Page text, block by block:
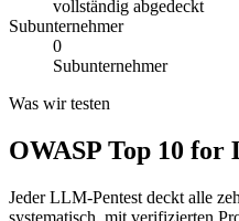
vollständig abgedeckt
Subunternehmer
0
Subunternehmer
Was wir testen
OWASP Top 10
Jeder LLM-Pentest deckt alle
systematisch, mit verifizierten